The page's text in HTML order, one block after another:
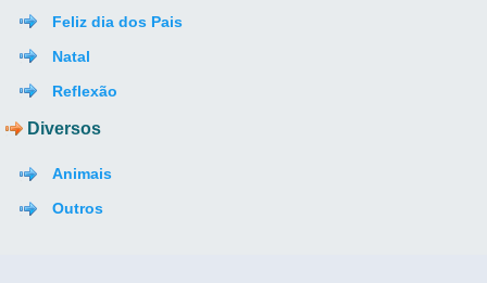
Feliz dia dos Pais
Natal
Reflexão
Diversos
Animais
Outros